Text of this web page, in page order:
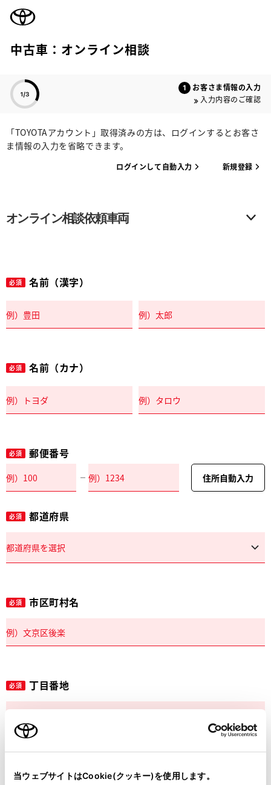
当ウェブサイトはCookie(クッキー)を使用します。
中古車：オンライン相談
お客さま情報の入力
入力内容のご確認
「TOYOTAアカウント」取得済みの方は、ログインするとお客さ
ま情報の入力を省略できます。
ログインして自動入力 新規登録
オンライン相談依頼車両
必須 名前（漢字）
必須 名前（カナ）
必須 郵便番号
住所自動入力
必須 都道府県
必須 市区町村名
必須 丁目番地
建物名